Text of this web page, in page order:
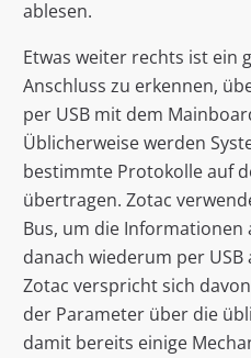
ablesen.
Etwas weiter rechts ist ein
Anschluss zu erkennen,
per USB mit dem
Üblicherweise werden
bestimmte Protokolle auf
übertragen. Zotac
Bus, um die Informationen
danach wiederum per
Zotac verspricht sich
der Parameter über die
damit bereits einige